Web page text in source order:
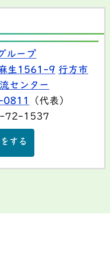
ループ
生1561-9 行方市
センター
（代表）
72-1537
する